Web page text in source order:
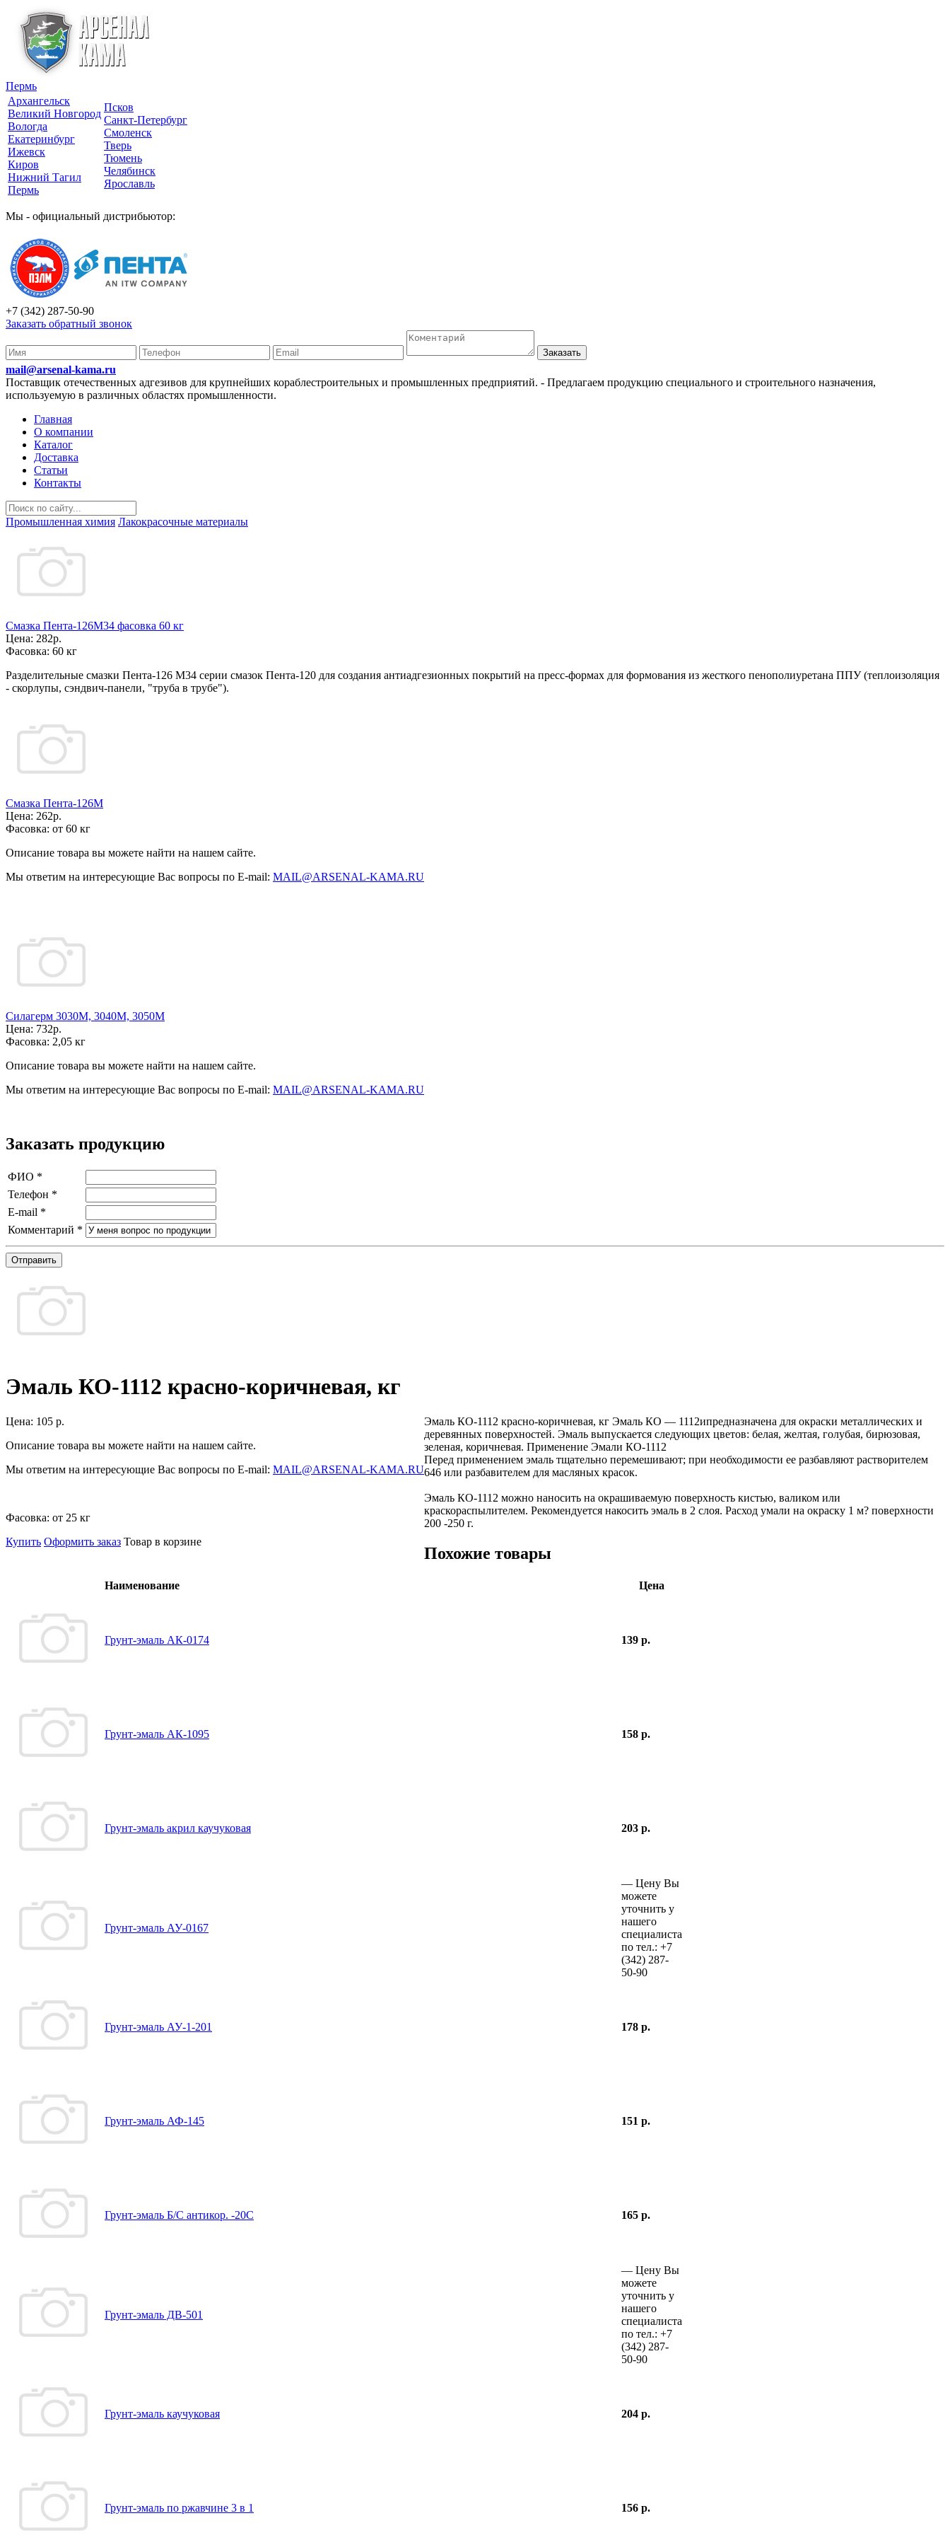
Пермь
Архангельск
Великий Новгород
Вологда
Екатеринбург
Ижевск
Киров
Нижний Тагил
Пермь
Псков
Санкт-Петербург
Смоленск
Тверь
Тюмень
Челябинск
Ярославль
Мы - официальный дистрибьютор:
+7 (342) 287-50-90
Заказать обратный звонок
Заказать
mail@arsenal-kama.ru
Поставщик отечественных адгезивов для крупнейших кораблестроительных и промышленных предприятий. - Предлагаем продукцию специального и строительного назначения,
используемую в различных областях промышленности.
Главная
О компании
Каталог
Доставка
Статьи
Контакты
Промышленная химия Лакокрасочные материалы
Смазка Пента-126М34 фасовка 60 кг
Цена: 282р.
Фасовка: 60 кг
Разделительные смазки Пента-126 М34 серии смазок Пента-120 для создания антиадгезионных покрытий на пресс-формах для формования из жесткого пенополиуретана ППУ (теплоизоляция
- скорлупы, сэндвич-панели, "труба в трубе").
Смазка Пента-126М
Цена: 262р.
Фасовка: от 60 кг
Описание товара вы можете найти на нашем сайте.
Мы ответим на интересующие Вас вопросы по E-mail: MAIL@ARSENAL-KAMA.RU
Силагерм 3030М, 3040М, 3050М
Цена: 732р.
Фасовка: 2,05 кг
Описание товара вы можете найти на нашем сайте.
Мы ответим на интересующие Вас вопросы по E-mail: MAIL@ARSENAL-KAMA.RU
Заказать продукцию
ФИО *
Телефон *
E-mail *
Комментарий *
Отправить
Эмаль КО-1112 красно-коричневая, кг
Цена: 105 р.
Описание товара вы можете найти на нашем сайте.
Мы ответим на интересующие Вас вопросы по E-mail: MAIL@ARSENAL-KAMA.RU
Фасовка: от 25 кг
Купить Оформить заказ Товар в корзине
Эмаль КО-1112 красно-коричневая, кг Эмаль КО — 1112ипредназначена для окраски метал­лических и
деревянных поверхностей. Эмаль выпускается следующих цветов: белая, желтая, голубая, бирюзовая,
зеленая, коричневая. Применение Эмали КО-1112
Перед применением эмаль тщательно перемешивают; при не­обходимости ее разбавляют растворителем
646 или разбавителем для масляных кра­сок.
Эмаль КО-1112 можно наносить на окрашивае­мую поверхность кистью, валиком или
краскораспылителем. Рекомендуется нако­сить эмаль в 2 слоя. Расход умали на окраску 1 м? поверхности
200 -250 г.
Похожие товары
Наименование Цена
Грунт-эмаль АК-0174 139 р.
Грунт-эмаль АК-1095 158 р.
Грунт-эмаль акрил каучуковая 203 р.
Грунт-эмаль АУ-0167
— Цену Вы
можете
уточнить у
нашего
специалиста
по тел.: +7
(342) 287-
50-90
Грунт-эмаль АУ-1-201 178 р.
Грунт-эмаль АФ-145 151 р.
Грунт-эмаль Б/С антикор. -20С 165 р.
Грунт-эмаль ДВ-501
— Цену Вы
можете
уточнить у
нашего
специалиста
по тел.: +7
(342) 287-
50-90
Грунт-эмаль каучуковая 204 р.
Грунт-эмаль по ржавчине 3 в 1 156 р.